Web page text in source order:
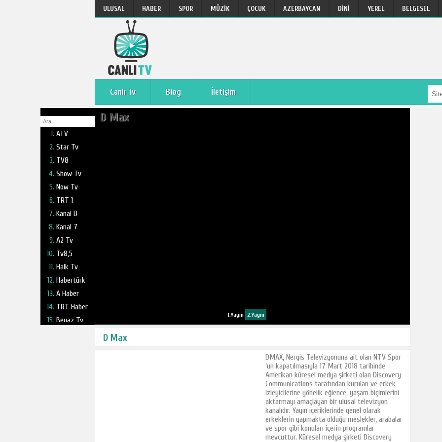
ULUSAL HABER SPOR MÜZIK ÇOCUK AZERBAYCAN DINI YEREL BELGESEL
Canlı Tv Blog İletişim
ATV
Star Tv
TV8
Show Tv
Now Tv
TRT 1
Kanal D
Kanal 7
A2 Tv
Tv8,5
Halk Tv
Habertürk
A Haber
TRT Haber
Beyaz Tv
D Max
1.Yayın 2.Yayın
D Max
DMAX, Nergis Televizyonuna ait olan NTV Spor
’un kapatılmasıyla 17 Mart 2018 tarihinde
Amerikan küresel medya şirketi olan Discovery
Communications tarafından kurulan ve erkek
izleyicilerine yönelik eğlence, yaşam biçimlerini
aktarmayı amaçlayan bir ulusal televizyon
kanalıdır. Yayın içeriklerinde genel olarak
erkeklerin yapmakta olduğu meslekler, arabalar
ve spor gibi konuları içerin programlar
mevcuttur. Küresel medya şirketi Discovery